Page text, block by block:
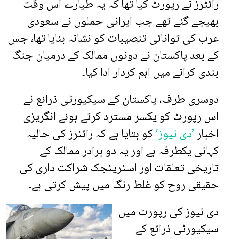
رائٹرز نے رپورٹ کیا تھا کہ یہ طیارے اس وقت
بھیجے گئے تھے جب ایرانی حملوں نے سعودی
عرب کی توانائی تنصیبات کو نشانہ بنایا تھا، جس
کے بعد پاکستان نے دونوں ممالک کے درمیان جنگ
بندی کرانے میں اہم کردار ادا کیا۔
دوسری طرف، پاکستان کے سیکیورٹی ذرائع نے
اس رپورٹ کو یکسر مسترد کرتے ہوئے انگریزی
اخبار’دی نیوز‘کو بتایا ہے کہ رائٹرز کی حالیہ
کہانی یکطرفہ ہے اور یہ دو برادر ممالک کے
تاریخی تعلقات اور اسٹریٹجک شراکت داری کی
حقیقی روح کو غلط رنگ میں پیش کرتی ہے۔
دی نیوز کی رپورٹ میں
سیکیورٹی ذرائع کے